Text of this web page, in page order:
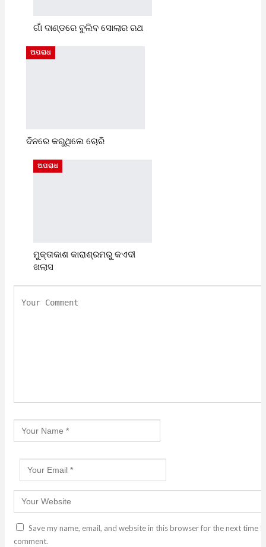
ଗାଁ ଦାଣ୍ଡରେ ବୁଲିବ ସୋଲାର ରଥ
ଅପରାଧ
ଦିନରେ କରୁଥିଲେ ଚୋରି
ଅପରାଧ
ମୁକ୍ତାକାଶ କାରାଶ୍ରମରୁ କଏଦୀ
ଖଲାସ
Save my name, email, and website in this browser for the next time I
comment.